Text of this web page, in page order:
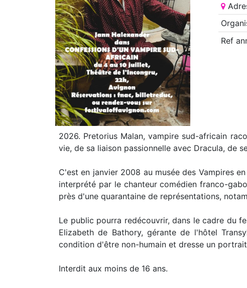
Ref
2026. Pretorius Malan, vampire sud-africain
vie, de sa liaison passionnelle avec Dracula, de
C'est en janvier 2008 au musée des Vampires
interprété par le chanteur comédien franco-
près d'une quarantaine de représentations,
Le public pourra redécouvrir, dans le cadre du
Elizabeth de Bathory, gérante de l'hôtel
condition d'être non-humain et dresse un
Interdit aux moins de 16 ans.